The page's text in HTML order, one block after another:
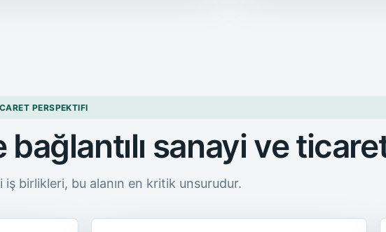
PERSPEKTIFI
bağlantılı sanayi ve
birlikleri, bu alanın en kritik unsurudur.